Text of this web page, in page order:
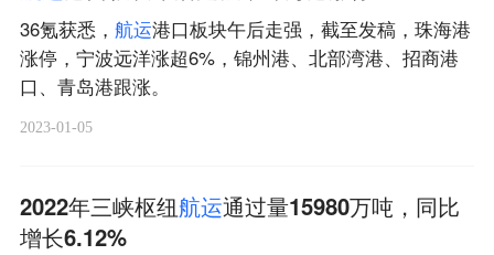
36氪获悉， 航运港口板块午后走强，截至发稿，珠海港
涨停，宁波远洋涨超6%，锦州港、北部湾港、招商港
口、青岛港跟涨。
2023-01-05
2022年三峡枢纽航运通过量15980万吨，同比
增长6.12%